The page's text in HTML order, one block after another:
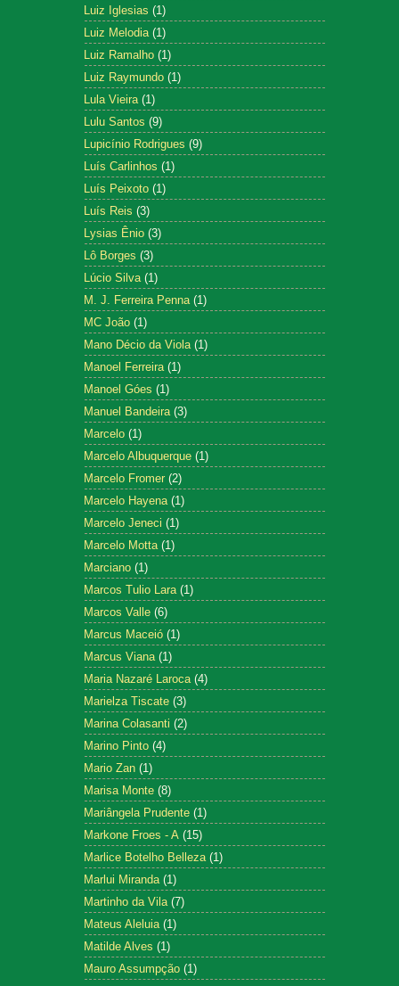
Luiz Iglesias (1)
Luiz Melodia (1)
Luiz Ramalho (1)
Luiz Raymundo (1)
Lula Vieira (1)
Lulu Santos (9)
Lupicínio Rodrigues (9)
Luís Carlinhos (1)
Luís Peixoto (1)
Luís Reis (3)
Lysias Ênio (3)
Lô Borges (3)
Lúcio Silva (1)
M. J. Ferreira Penna (1)
MC João (1)
Mano Décio da Viola (1)
Manoel Ferreira (1)
Manoel Góes (1)
Manuel Bandeira (3)
Marcelo (1)
Marcelo Albuquerque (1)
Marcelo Fromer (2)
Marcelo Hayena (1)
Marcelo Jeneci (1)
Marcelo Motta (1)
Marciano (1)
Marcos Tulio Lara (1)
Marcos Valle (6)
Marcus Maceió (1)
Marcus Viana (1)
Maria Nazaré Laroca (4)
Marielza Tiscate (3)
Marina Colasanti (2)
Marino Pinto (4)
Mario Zan (1)
Marisa Monte (8)
Mariângela Prudente (1)
Markone Froes - A (15)
Marlice Botelho Belleza (1)
Marlui Miranda (1)
Martinho da Vila (7)
Mateus Aleluia (1)
Matilde Alves (1)
Mauro Assumpção (1)